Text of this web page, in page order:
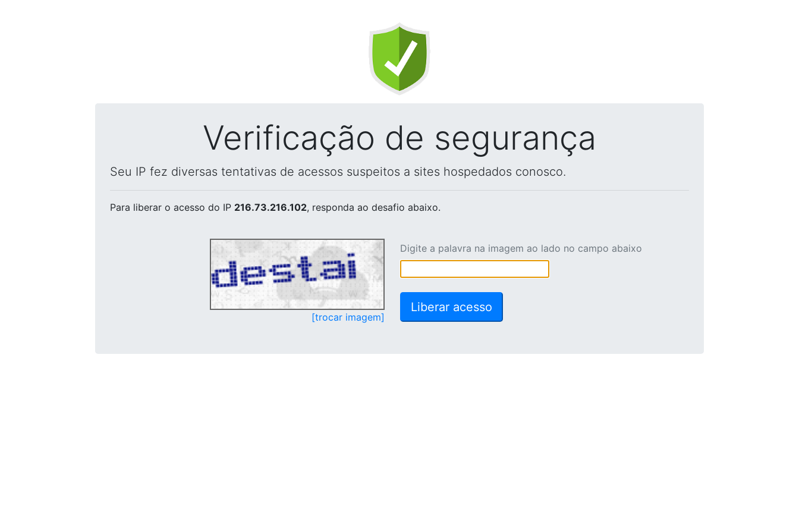
Verificação de segurança
Seu IP fez diversas tentativas de acessos suspeitos a sites hospedados conosco.
Para liberar o acesso do IP 216.73.216.102, responda ao desafio abaixo.
[trocar imagem]
Digite a palavra na imagem ao lado no campo abaixo